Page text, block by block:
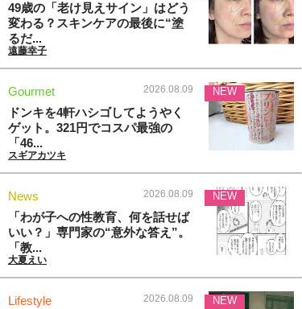
49歳の「老け見えサイン」はどう
変わる？スキンケアの最後に“塗
るだ...
遠藤幸子
Gourmet 2026.08.09
ドンキを4軒ハシゴしてようやく
ゲット。321円でコスパ最強の
「46...
スギアカツキ
NEW
News 2026.08.09
「わが子への性教育、何を話せば
いい？」専門家の“意外な答え”。
「教...
大夏えい
NEW
Lifestyle 2026.08.09 NEW